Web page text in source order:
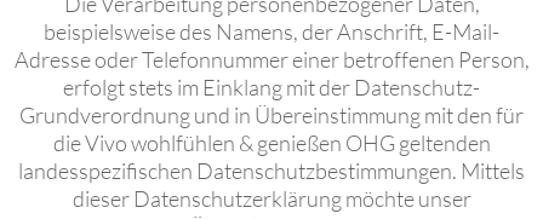
beispielsweise des Namens, der Anschrift, E-Mail-
Adresse oder Telefonnummer einer betroffenen Person,
erfolgt stets im Einklang mit der Datenschutz-
Grundverordnung und in Übereinstimmung mit den für
die Vivo wohlfühlen & genießen OHG geltenden
landesspezifischen Datenschutzbestimmungen. Mittels
dieser Datenschutzerklärung möchte unser